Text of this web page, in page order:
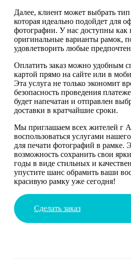
Далее, клиент может выбрать
которая идеально подойдет для
фотографии. У нас доступны как
оригинальные варианты рамок,
удовлетворить любые
Оплатить заказ можно удобным
картой прямо на сайте или в
Эта услуга не только экономит
безопасность проведения
будет напечатан и отправлен
доставки в кратчайшие сроки.
Мы приглашаем всех жителей г
воспользоваться услугами
для печати фотографий в рамке.
возможность сохранить свои
годы в виде стильных и
упустите шанс обрамить ваши
красивую рамку уже сегодня!
Сделать заказ